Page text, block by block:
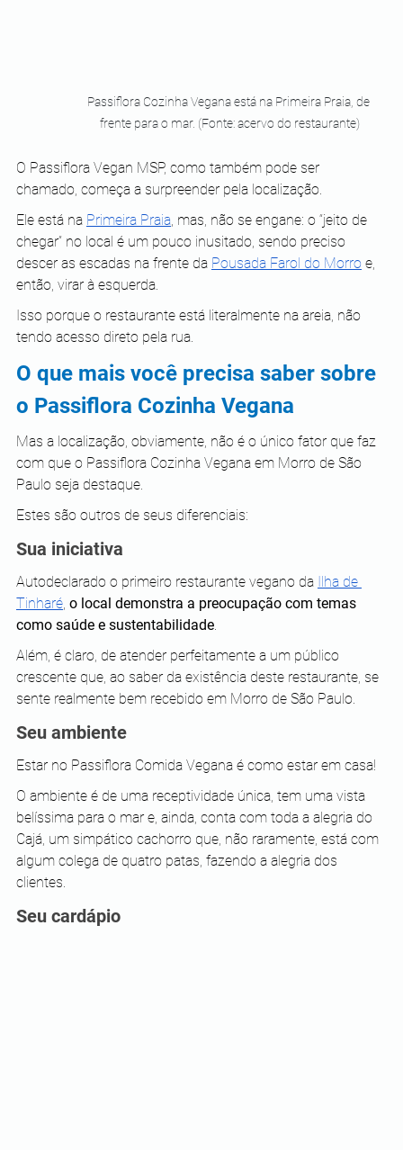
Passiflora Cozinha Vegana está na Primeira Praia, de
frente para o mar. (Fonte: acervo do restaurante)
O Passiflora Vegan MSP, como também pode ser
chamado, começa a surpreender pela localização.
Ele está na Primeira Praia, mas, não se engane: o “jeito de
chegar” no local é um pouco inusitado, sendo preciso
descer as escadas na frente da Pousada Farol do Morro e,
então, virar à esquerda.
Isso porque o restaurante está literalmente na areia, não
tendo acesso direto pela rua.
O que mais você precisa saber sobre
o Passiflora Cozinha Vegana
Mas a localização, obviamente, não é o único fator que faz
com que o Passiflora Cozinha Vegana em Morro de São
Paulo seja destaque.
Estes são outros de seus diferenciais:
Sua iniciativa
Autodeclarado o primeiro restaurante vegano da Ilha de
Tinharé, o local demonstra a preocupação com temas
como saúde e sustentabilidade.
Além, é claro, de atender perfeitamente a um público
crescente que, ao saber da existência deste restaurante, se
sente realmente bem recebido em Morro de São Paulo.
Seu ambiente
Estar no Passiflora Comida Vegana é como estar em casa!
O ambiente é de uma receptividade única, tem uma vista
belíssima para o mar e, ainda, conta com toda a alegria do
Cajá, um simpático cachorro que, não raramente, está com
algum colega de quatro patas, fazendo a alegria dos
clientes.
Seu cardápio